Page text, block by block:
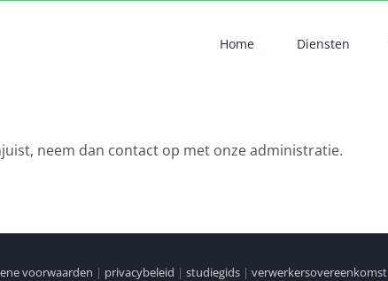
Home Diensten
neem dan contact op met onze administratie.
voorwaarden | privacybeleid | studiegids| verwerkersovereenkomst